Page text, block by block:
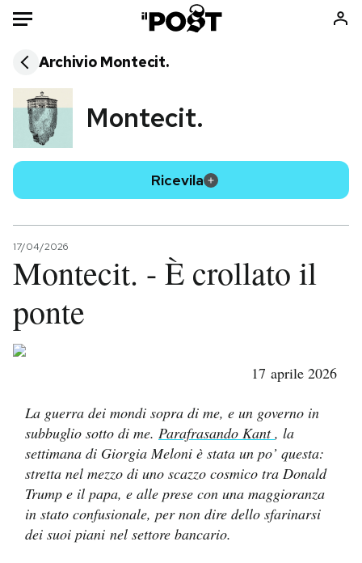
HOME
Italia
Mondo
Internet
Scienza
Cultura
Sport
Libri
Consumismi
Ok Boomer!
Europa
NEWSLETTER
I MIEI PREFERITI
Archivio Montecit.
Montecit.
Ricevila
17/04/2026
Montecit. - È crollato il
ponte
17 aprile 2026
La guerra dei mondi sopra di me, e un governo in
subbuglio sotto di me. Parafrasando Kant, la
settimana di Giorgia Meloni è stata un po’ questa:
stretta nel mezzo di uno scazzo cosmico tra Donald
Trump e il papa, e alle prese con una maggioranza
in stato confusionale, per non dire dello sfarinarsi
dei suoi piani nel settore bancario.